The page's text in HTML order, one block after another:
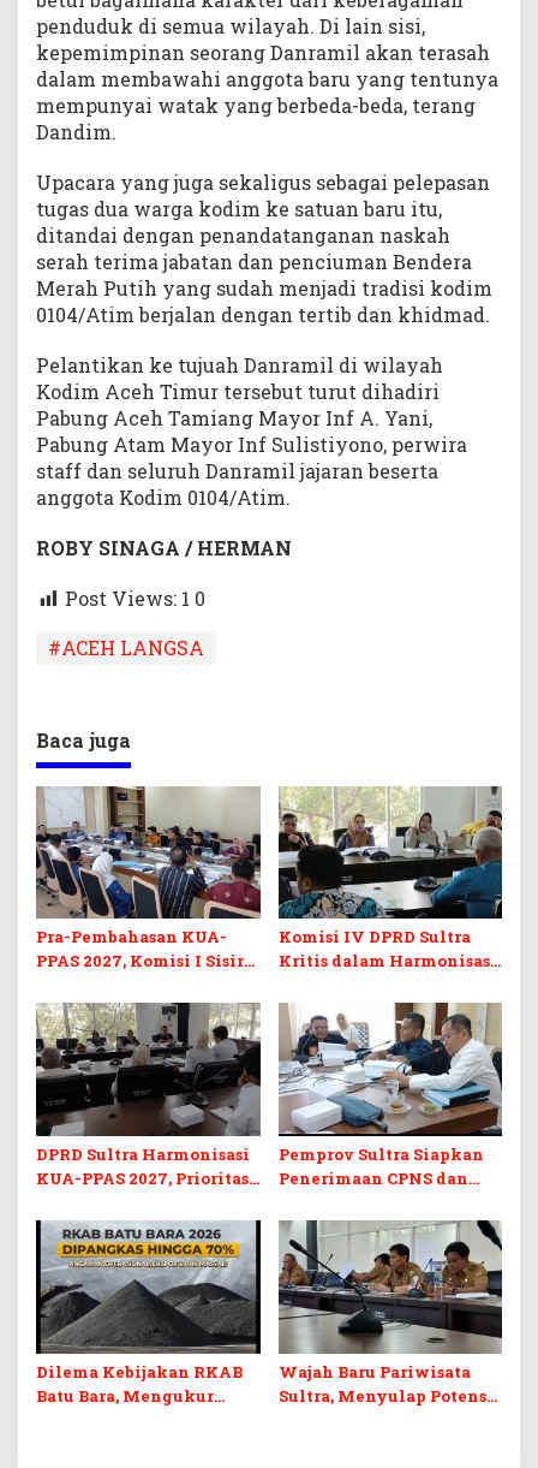
penduduk di semua wilayah. Di lain sisi,
kepemimpinan seorang Danramil akan terasah
dalam membawahi anggota baru yang tentunya
mempunyai watak yang berbeda-beda, terang
Dandim.
Upacara yang juga sekaligus sebagai pelepasan
tugas dua warga kodim ke satuan baru itu,
ditandai dengan penandatanganan naskah
serah terima jabatan dan penciuman Bendera
Merah Putih yang sudah menjadi tradisi kodim
0104/Atim berjalan dengan tertib dan khidmad.
Pelantikan ke tujuah Danramil di wilayah
Kodim Aceh Timur tersebut turut dihadiri
Pabung Aceh Tamiang Mayor Inf A. Yani,
Pabung Atam Mayor Inf Sulistiyono, perwira
staff dan seluruh Danramil jajaran beserta
anggota Kodim 0104/Atim.
ROBY SINAGA / HERMAN
Post Views: 1 0
#ACEH LANGSA
Baca juga
Pra-Pembahasan KUA-
PPAS 2027, Komisi I Sisir
Berkelanjutan
Komisi IV DPRD Sultra
Kritis dalam Harmonisasi
Perubahan APBD 2026
DPRD Sultra Harmonisasi
KUA-PPAS 2027, Prioritas
dan Pelunasan Utang
Infrastruktur
Pemprov Sultra Siapkan
Penerimaan CPNS dan
Desak Formasi Disabilitas
Dilema Kebijakan RKAB
Batu Bara, Mengukur
Wajah Baru Pariwisata
Sultra, Menyulap Potensi